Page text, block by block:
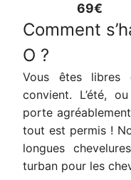
69€
Comment
O ?
Vous êtes
convient. L’été,
porte
tout est permis !
longues
turban pour les